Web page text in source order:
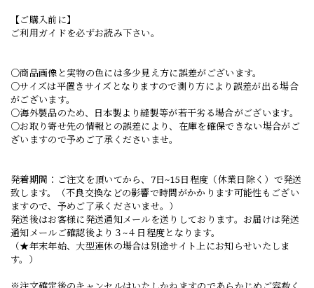
【ご購入前に】
ご利用ガイドを必ずお読み下さい。
○商品画像と実物の色には多少見え方に誤差がございます。
○サイズは平置きサイズとなりますので測り方により誤差が出る場合
がございます。
○海外製品のため、日本製より縫製等が若干劣る場合がございます。
○お取り寄せ先の情報との誤差により、在庫を確保できない場合がご
ざいますので予めご了承くださいませ。
発着期間：ご注文を頂いてから、7日~15日程度（休業日除く）で発送
致します。（不良交換などの影響で時間がかかります可能性もござい
ますので、予めご了承くださいませ。）
発送後はお客様に発送通知メールを送りしております。お届けは発送
通知メールご確認後より３~４日程度となります。
（★年末年始、大型連休の場合は別途サイト上にお知らせいたしま
す。）